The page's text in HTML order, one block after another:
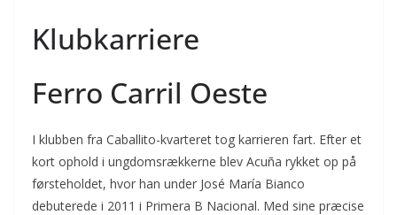
Klubkarriere
Ferro Carril Oeste
I klubben fra Caballito-kvarteret tog karrieren fart. Efter et
kort ophold i ungdomsrækkerne blev Acuña rykket op på
førsteholdet, hvor han under José María Bianco
debuterede i 2011 i Primera B Nacional. Med sine præcise